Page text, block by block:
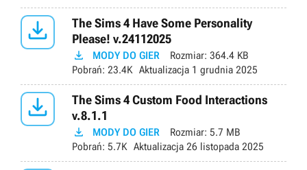

The Sims 4 Have Some Personality
Please! v.24112025
 MODY DO GIER Rozmiar: 364.4 KB
Pobrań: 23.4K Aktualizacja 1 grudnia 2025

The Sims 4 Custom Food Interactions
v.8.1.1
 MODY DO GIER Rozmiar: 5.7 MB
Pobrań: 5.7K Aktualizacja 26 listopada 2025